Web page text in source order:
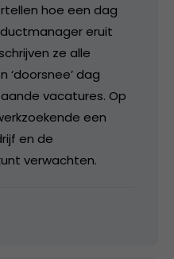
hoe een dag
eruit
ze alle
‘doorsnee’ dag
vacatures. Op
een
en de
verwachten.